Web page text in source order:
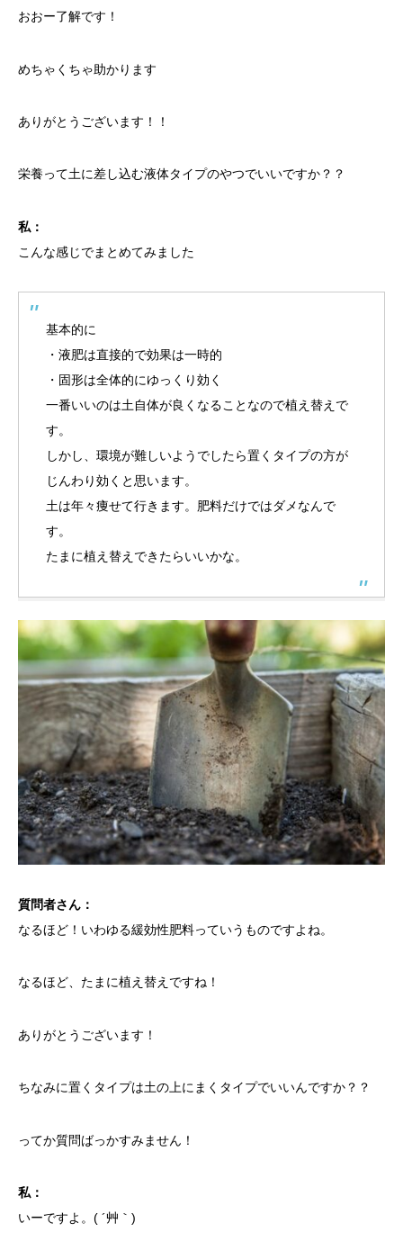
おおー了解です！
めちゃくちゃ助かります
ありがとうございます！！
栄養って土に差し込む液体タイプのやつでいいですか？？
私：
こんな感じでまとめてみました
基本的に
・液肥は直接的で効果は一時的
・固形は全体的にゆっくり効く
一番いいのは土自体が良くなることなので植え替えで
す。
しかし、環境が難しいようでしたら置くタイプの方が
じんわり効くと思います。
土は年々痩せて行きます。肥料だけではダメなんで
す。
たまに植え替えできたらいいかな。
質問者さん：
なるほど！いわゆる緩効性肥料っていうものですよね。
なるほど、たまに植え替えですね！
ありがとうございます！
ちなみに置くタイプは土の上にまくタイプでいいんですか？？
ってか質問ばっかすみません！
私：
いーですよ。( ´艸｀)